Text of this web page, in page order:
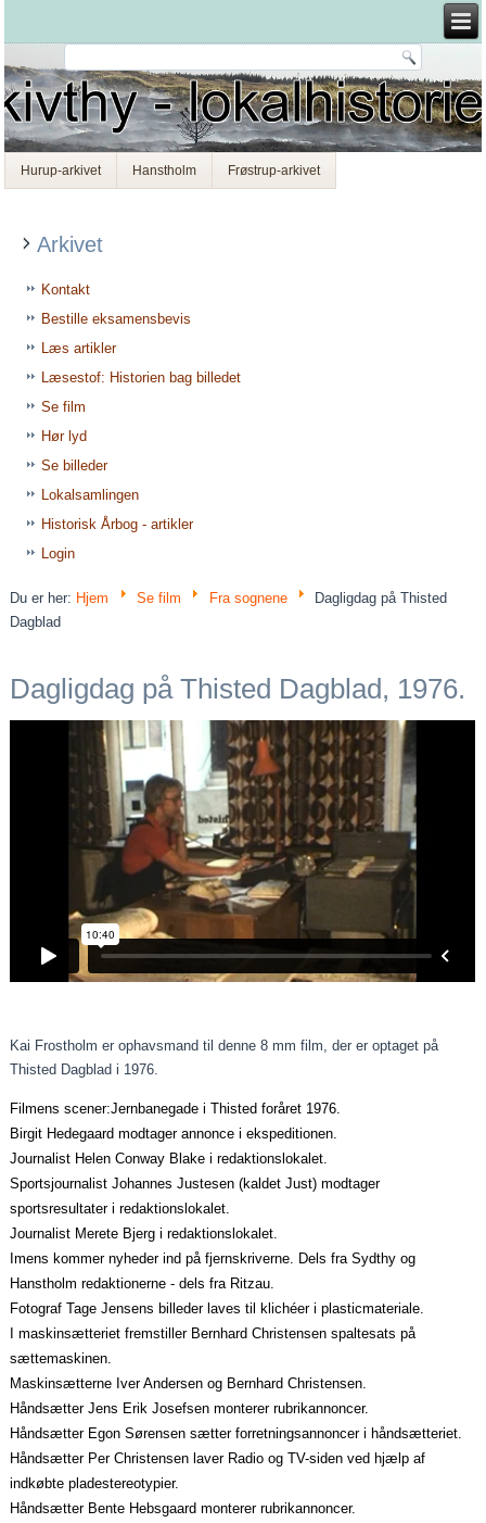
Hurup-arkivet Hanstholm Frøstrup-arkivet
Arkivet
Kontakt
Bestille eksamensbevis
Læs artikler
Læsestof: Historien bag billedet
Se film
Hør lyd
Se billeder
Lokalsamlingen
Historisk Årbog - artikler
Login
Du er her: Hjem Se film Fra sognene
Dagligdag på Thisted
Dagblad
Dagligdag på Thisted Dagblad, 1976.
Kai Frostholm er ophavsmand til denne 8 mm film, der er optaget på
Thisted Dagblad i 1976.
Filmens scener:Jernbanegade i Thisted foråret 1976.
Birgit Hedegaard modtager annonce i ekspeditionen.
Journalist Helen Conway Blake i redaktionslokalet.
Sportsjournalist Johannes Justesen (kaldet Just) modtager
sportsresultater i redaktionslokalet.
Journalist Merete Bjerg i redaktionslokalet.
Imens kommer nyheder ind på fjernskriverne. Dels fra Sydthy og
Hanstholm redaktionerne - dels fra Ritzau.
Fotograf Tage Jensens billeder laves til klichéer i plasticmateriale.
I maskinsætteriet fremstiller Bernhard Christensen spaltesats på
sættemaskinen.
Maskinsætterne Iver Andersen og Bernhard Christensen.
Håndsætter Jens Erik Josefsen monterer rubrikannoncer.
Håndsætter Egon Sørensen sætter forretningsannoncer i håndsætteriet.
Håndsætter Per Christensen laver Radio og TV-siden ved hjælp af
indkøbte pladestereotypier.
Håndsætter Bente Hebsgaard monterer rubrikannoncer.